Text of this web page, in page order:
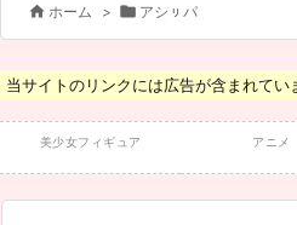
 ホーム >  アシㇼパ
当サイトのリンクには広告が含まれてい
美少女フィギュア アニメ